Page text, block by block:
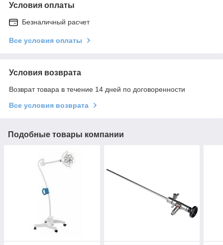
Условия оплаты
Безналичный расчет
Все условия оплаты
Условия возврата
Возврат товара в течение 14 дней по договоренности
Все условия возврата
Подобные товары компании